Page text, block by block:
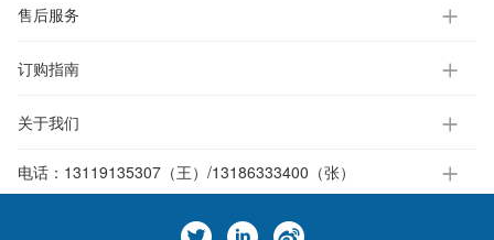
售后服务
订购指南
关于我们
电话： 13119135307（王）/13186333400（张）